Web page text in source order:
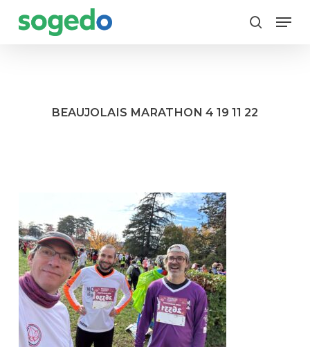
search
Menu
BEAUJOLAIS MARATHON 4 19 11 22